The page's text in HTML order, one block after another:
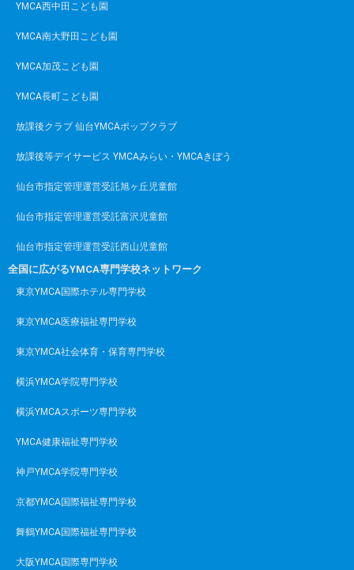
YMCA西中田こども園
YMCA南大野田こども園
YMCA加茂こども園
YMCA長町こども園
放課後クラブ 仙台YMCAポップクラブ
放課後等デイサービス YMCAみらい・YMCAきぼう
仙台市指定管理運営受託旭ヶ丘児童館
仙台市指定管理運営受託富沢児童館
仙台市指定管理運営受託西山児童館
全国に広がるYMCA専門学校ネットワーク
東京YMCA国際ホテル専門学校
東京YMCA医療福祉専門学校
東京YMCA社会体育・保育専門学校
横浜YMCA学院専門学校
横浜YMCAスポーツ専門学校
YMCA健康福祉専門学校
神戸YMCA学院専門学校
京都YMCA国際福祉専門学校
舞鶴YMCA国際福祉専門学校
大阪YMCA国際専門学校